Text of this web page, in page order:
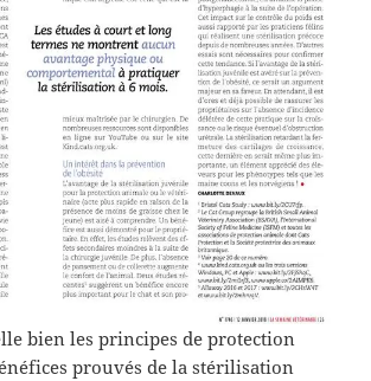
bien les principes de protection
prouvés de la stérilisation